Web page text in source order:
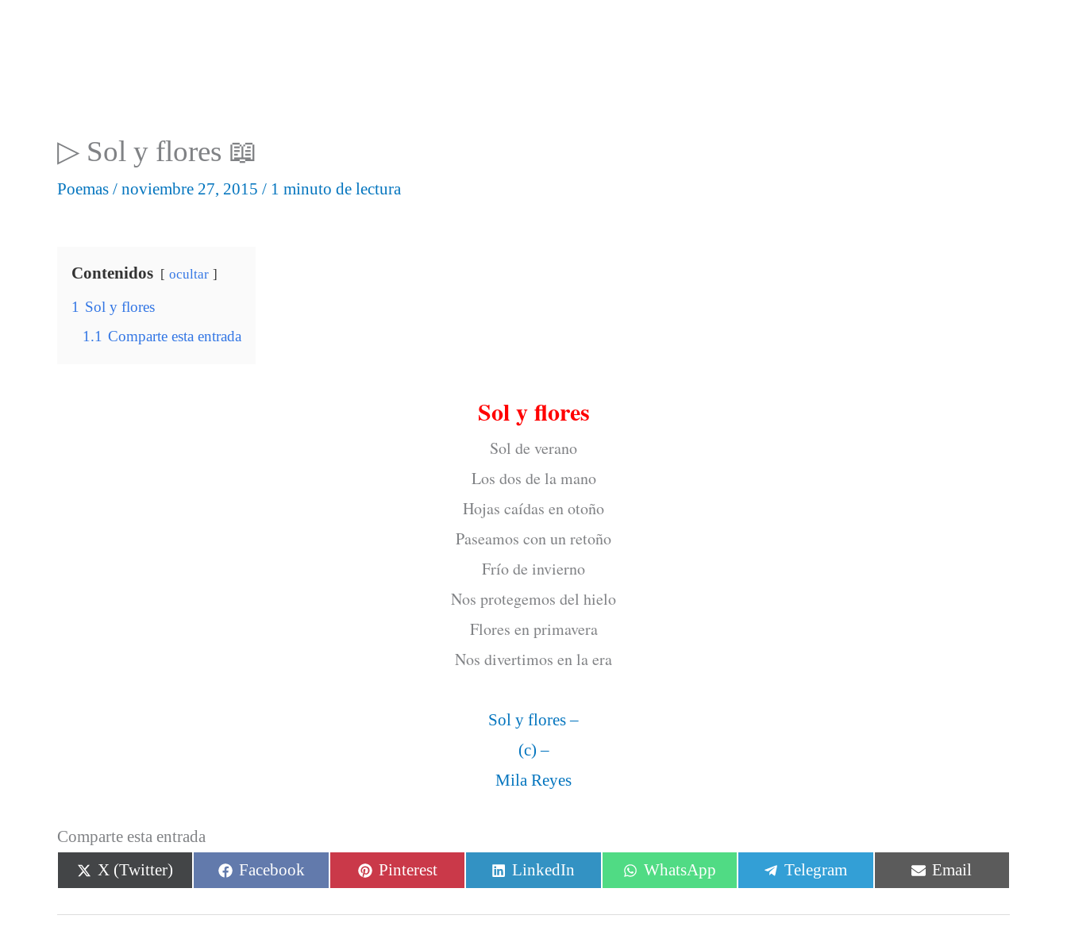
▷ Sol y flores 📖
Poemas / noviembre 27, 2015 / 1 minuto de lectura
Contenidos ocultar
1 Sol y flores
1.1 Comparte esta entrada
Sol y flores
Sol de verano
Los dos de la mano
Hojas caídas en otoño
Paseamos con un retoño
Frío de invierno
Nos protegemos del hielo
Flores en primavera
Nos divertimos en la era
Sol y flores –
(c) –
Mila Reyes
Comparte esta entrada
Compartir
en
X (Twitter)
Compartir
en
Facebook
Compartir
en
Pinterest
Compartir
en
LinkedIn
Compartir
en
WhatsApp
Compartir
en
Telegram
Compartir
en
Email